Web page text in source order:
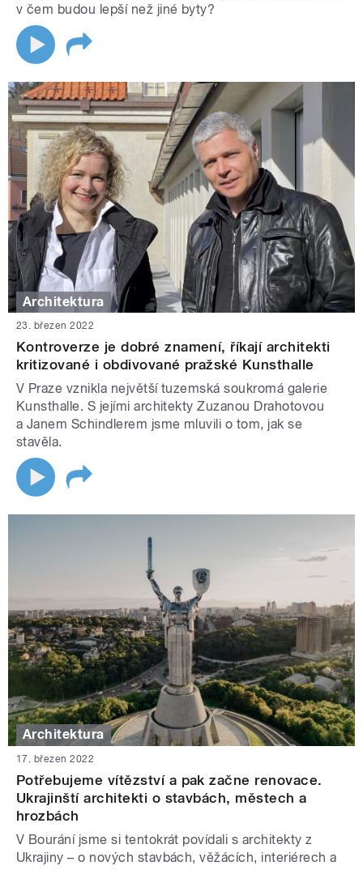
v čem budou lepší než jiné byty?
Architektura
23. březen 2022
Kontroverze je dobré znamení, říkají architekti
kritizované i obdivované pražské Kunsthalle
V Praze vznikla největší tuzemská soukromá galerie
Kunsthalle. S jejími architekty Zuzanou Drahotovou
a Janem Schindlerem jsme mluvili o tom, jak se
stavěla.
Architektura
17. březen 2022
Potřebujeme vítězství a pak začne renovace.
Ukrajinští architekti o stavbách, městech a
hrozbách
V Bourání jsme si tentokrát povídali s architekty z
Ukrajiny – o nových stavbách, věžácích, interiérech a